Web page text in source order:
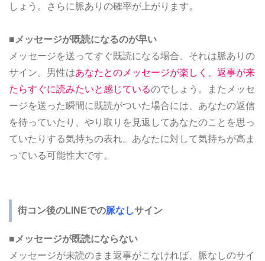
しょう。さらに脈ありの確率が上がります。
■メッセージが既読になるのが早い
メッセージを送ってすぐ既読になる場合、それは脈ありの
サイン。男性はあなたとのメッセージが楽しく、返事が来
たらすぐに読みたいと感じているのでしょう。またメッセ
ージを送った瞬間に既読がついた場合には、あなたの返信
を待っていたり、やり取りを見返してあなたのことを思っ
ていたりする気持ちの表れ。あなたに対して気持ちが高ま
っている可能性大です。
街コン後のLINEでの脈なしサイン
■メッセージが既読にならない
メッセージが未読のまま返事がこなければ、脈なしのサイ